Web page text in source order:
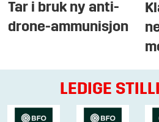
Tar i bruk ny anti-
drone-ammunisjon
LEDIGE